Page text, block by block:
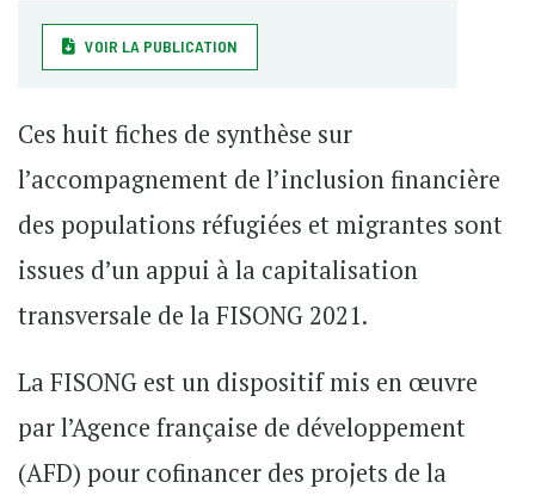
VOIR LA PUBLICATION
Ces huit fiches de synthèse sur
l’accompagnement de l’inclusion financière
des populations réfugiées et migrantes sont
issues d’un appui à la capitalisation
transversale de la FISONG 2021.
La FISONG est un dispositif mis en œuvre
par l’Agence française de développement
(AFD) pour cofinancer des projets de la